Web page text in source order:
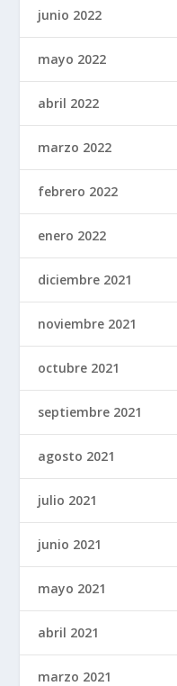
junio 2022
mayo 2022
abril 2022
marzo 2022
febrero 2022
enero 2022
diciembre 2021
noviembre 2021
octubre 2021
septiembre 2021
agosto 2021
julio 2021
junio 2021
mayo 2021
abril 2021
marzo 2021